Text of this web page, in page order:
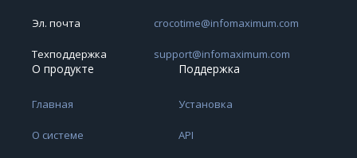
Эл. почта crocotime@infomaximum.com
Техподдержка support@infomaximum.com
О продукте
Главная
О системе
Поддержка
Установка
API